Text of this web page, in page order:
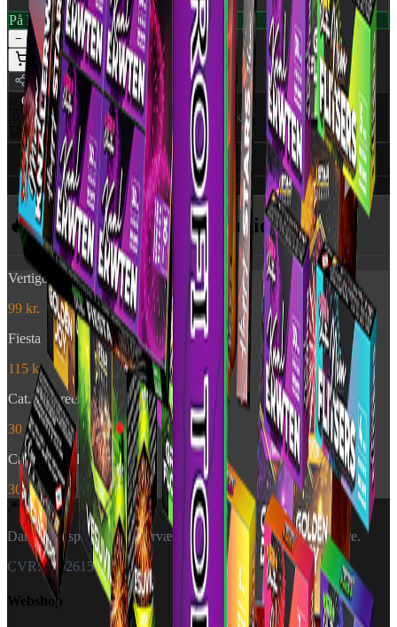
På lager — klar til levering
− 1 +
Læg i kurv
Del
CE Godkendt EU-certificeret
🇩🇰Dansk distributørWorld Of Fireworks
🚀350+ produkterProfessionelt udvalg
Specifikationer (2) Ansvarlig part
🔥 Flere produkter fra Junior
Vertigo
99 kr.
Fiesta
115 kr.
Cat.1 - Green Profi Torch
30 kr.
Cat.1 - Purple Profi Torch
30 kr.
🎆World OfFireworks
Danmarks specialister i fyrværkeri — til private og forhandlere.
CVR: 40926151
Webshop